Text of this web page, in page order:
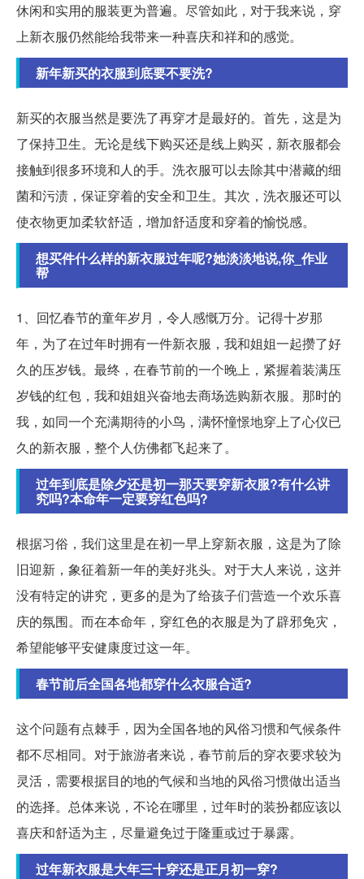
休闲和实用的服装更为普遍。尽管如此，对于我来说，穿
上新衣服仍然能给我带来一种喜庆和祥和的感觉。
新年新买的衣服到底要不要洗?
新买的衣服当然是要洗了再穿才是最好的。首先，这是为
了保持卫生。无论是线下购买还是线上购买，新衣服都会
接触到很多环境和人的手。洗衣服可以去除其中潜藏的细
菌和污渍，保证穿着的安全和卫生。其次，洗衣服还可以
使衣物更加柔软舒适，增加舒适度和穿着的愉悦感。
想买件什么样的新衣服过年呢?她淡淡地说,你_作业
帮
1、回忆春节的童年岁月，令人感慨万分。记得十岁那
年，为了在过年时拥有一件新衣服，我和姐姐一起攒了好
久的压岁钱。最终，在春节前的一个晚上，紧握着装满压
岁钱的红包，我和姐姐兴奋地去商场选购新衣服。那时的
我，如同一个充满期待的小鸟，满怀憧憬地穿上了心仪已
久的新衣服，整个人仿佛都飞起来了。
过年到底是除夕还是初一那天要穿新衣服?有什么讲
究吗?本命年一定要穿红色吗?
根据习俗，我们这里是在初一早上穿新衣服，这是为了除
旧迎新，象征着新一年的美好兆头。对于大人来说，这并
没有特定的讲究，更多的是为了给孩子们营造一个欢乐喜
庆的氛围。而在本命年，穿红色的衣服是为了辟邪免灾，
希望能够平安健康度过这一年。
春节前后全国各地都穿什么衣服合适?
这个问题有点棘手，因为全国各地的风俗习惯和气候条件
都不尽相同。对于旅游者来说，春节前后的穿衣要求较为
灵活，需要根据目的地的气候和当地的风俗习惯做出适当
的选择。总体来说，不论在哪里，过年时的装扮都应该以
喜庆和舒适为主，尽量避免过于隆重或过于暴露。
过年新衣服是大年三十穿还是正月初一穿?